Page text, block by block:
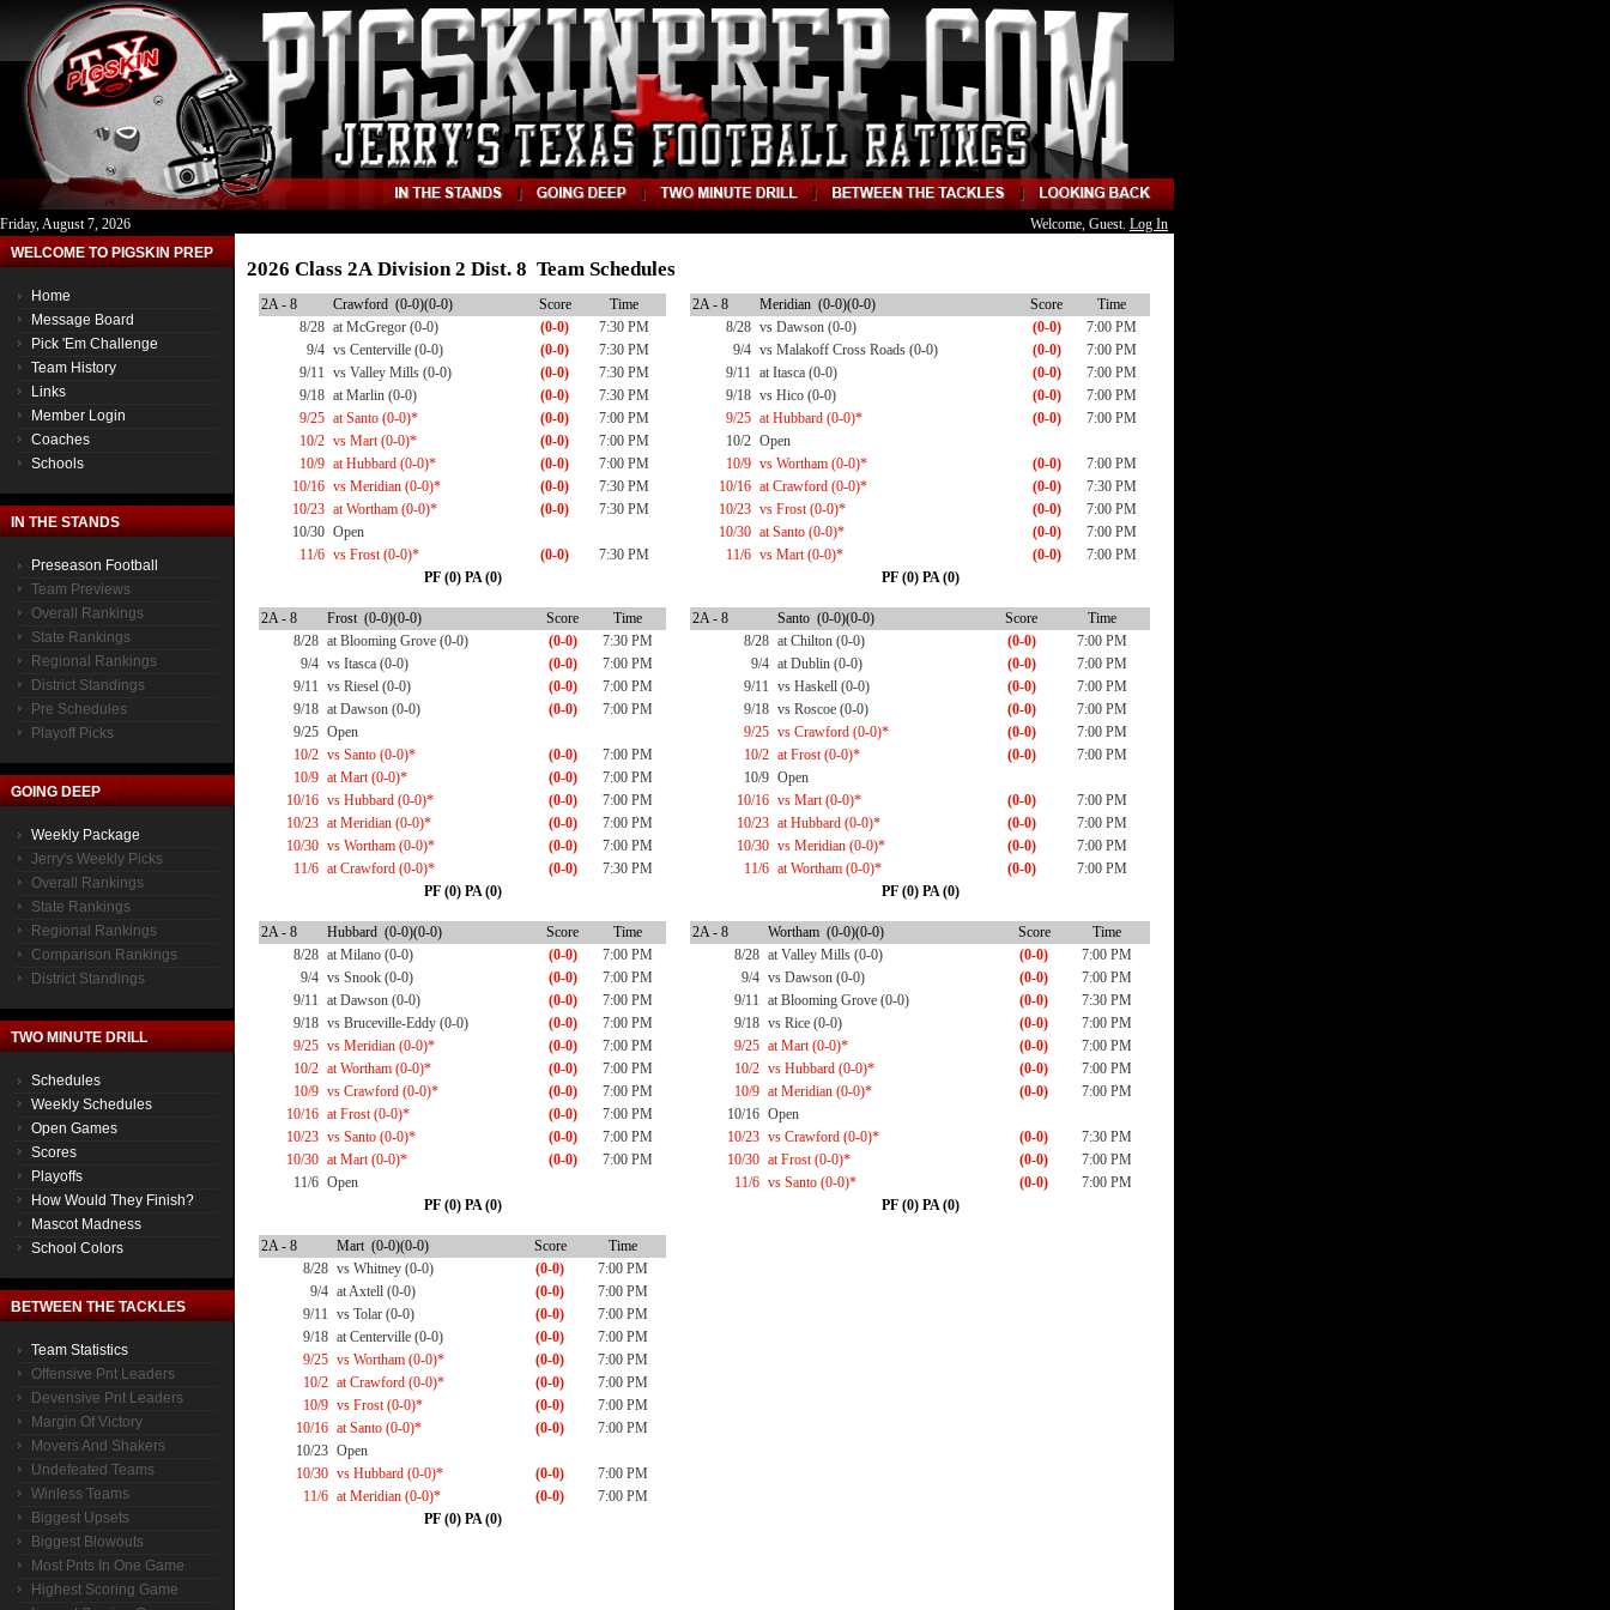
Friday, August 7, 2026 Welcome, Guest. Log In
WELCOME TO PIGSKIN PREP
Home
Message Board
Pick 'Em Challenge
Team History
Links
Member Login
Coaches
Schools
IN THE STANDS
Preseason Football
Team Previews
Overall Rankings
State Rankings
Regional Rankings
District Standings
Pre Schedules
Playoff Picks
GOING DEEP
Weekly Package
Jerry's Weekly Picks
Overall Rankings
State Rankings
Regional Rankings
Comparison Rankings
District Standings
TWO MINUTE DRILL
Schedules
Weekly Schedules
Open Games
Scores
Playoffs
How Would They Finish?
Mascot Madness
School Colors
BETWEEN THE TACKLES
Team Statistics
Offensive Pnt Leaders
Devensive Pnt Leaders
Margin Of Victory
Movers And Shakers
Undefeated Teams
Winless Teams
Biggest Upsets
Biggest Blowouts
Most Pnts In One Game
Highest Scoring Game
2026 Class 2A Division 2 Dist. 8 Team Schedules
2A - 8 Crawford (0-0)(0-0) Score
Time
8/28 at McGregor (0-0) (0-0)
7:30 PM
9/4 vs Centerville (0-0) (0-0)
7:30 PM
9/11 vs Valley Mills (0-0) (0-0)
7:30 PM
9/18 at Marlin (0-0) (0-0)
7:30 PM
9/25 at Santo (0-0)* (0-0)
7:00 PM
10/2 vs Mart (0-0)* (0-0)
7:00 PM
10/9 at Hubbard (0-0)* (0-0)
7:00 PM
10/16 vs Meridian (0-0)* (0-0)
7:30 PM
10/23 at Wortham (0-0)* (0-0)
7:30 PM
10/30 Open
11/6 vs Frost (0-0)* (0-0)
7:30 PM
PF (0) PA (0)
2A - 8 Frost (0-0)(0-0) Score
Time
8/28 at Blooming Grove (0-0) (0-0)
7:30 PM
9/4 vs Itasca (0-0) (0-0)
7:00 PM
9/11 vs Riesel (0-0) (0-0)
7:00 PM
9/18 at Dawson (0-0) (0-0)
7:00 PM
9/25 Open
10/2 vs Santo (0-0)* (0-0)
7:00 PM
10/9 at Mart (0-0)* (0-0)
7:00 PM
10/16 vs Hubbard (0-0)* (0-0)
7:00 PM
10/23 at Meridian (0-0)* (0-0)
7:00 PM
10/30 vs Wortham (0-0)* (0-0)
7:00 PM
11/6 at Crawford (0-0)* (0-0)
7:30 PM
PF (0) PA (0)
2A - 8 Hubbard (0-0)(0-0) Score
Time
8/28 at Milano (0-0) (0-0)
7:00 PM
9/4 vs Snook (0-0) (0-0)
7:00 PM
9/11 at Dawson (0-0) (0-0)
7:00 PM
9/18 vs Bruceville-Eddy (0-0) (0-0)
7:00 PM
9/25 vs Meridian (0-0)* (0-0)
7:00 PM
10/2 at Wortham (0-0)* (0-0)
7:00 PM
10/9 vs Crawford (0-0)* (0-0)
7:00 PM
10/16 at Frost (0-0)* (0-0)
7:00 PM
10/23 vs Santo (0-0)* (0-0)
7:00 PM
10/30 at Mart (0-0)* (0-0)
7:00 PM
11/6 Open
PF (0) PA (0)
2A - 8 Mart (0-0)(0-0) Score
Time
8/28 vs Whitney (0-0) (0-0)
7:00 PM
9/4 at Axtell (0-0) (0-0)
7:00 PM
9/11 vs Tolar (0-0) (0-0)
7:00 PM
9/18 at Centerville (0-0) (0-0)
7:00 PM
9/25 vs Wortham (0-0)* (0-0)
7:00 PM
10/2 at Crawford (0-0)* (0-0)
7:00 PM
10/9 vs Frost (0-0)* (0-0)
7:00 PM
10/16 at Santo (0-0)* (0-0)
7:00 PM
10/23 Open
10/30 vs Hubbard (0-0)* (0-0)
7:00 PM
11/6 at Meridian (0-0)* (0-0)
7:00 PM
PF (0) PA (0)
2A - 8 Meridian (0-0)(0-0) Score
Time
8/28 vs Dawson (0-0) (0-0)
7:00 PM
9/4 vs Malakoff Cross Roads (0-0) (0-0)
7:00 PM
9/11 at Itasca (0-0) (0-0)
7:00 PM
9/18 vs Hico (0-0) (0-0)
7:00 PM
9/25 at Hubbard (0-0)* (0-0)
7:00 PM
10/2 Open
10/9 vs Wortham (0-0)* (0-0)
7:00 PM
10/16 at Crawford (0-0)* (0-0)
7:30 PM
10/23 vs Frost (0-0)* (0-0)
7:00 PM
10/30 at Santo (0-0)* (0-0)
7:00 PM
11/6 vs Mart (0-0)* (0-0)
7:00 PM
PF (0) PA (0)
2A - 8 Santo (0-0)(0-0) Score
Time
8/28 at Chilton (0-0) (0-0)
7:00 PM
9/4 at Dublin (0-0) (0-0)
7:00 PM
9/11 vs Haskell (0-0) (0-0)
7:00 PM
9/18 vs Roscoe (0-0) (0-0)
7:00 PM
9/25 vs Crawford (0-0)* (0-0)
7:00 PM
10/2 at Frost (0-0)* (0-0)
7:00 PM
10/9 Open
10/16 vs Mart (0-0)* (0-0)
7:00 PM
10/23 at Hubbard (0-0)* (0-0)
7:00 PM
10/30 vs Meridian (0-0)* (0-0)
7:00 PM
11/6 at Wortham (0-0)* (0-0)
7:00 PM
PF (0) PA (0)
2A - 8 Wortham (0-0)(0-0) Score
Time
8/28 at Valley Mills (0-0) (0-0)
7:00 PM
9/4 vs Dawson (0-0) (0-0)
7:00 PM
9/11 at Blooming Grove (0-0) (0-0)
7:30 PM
9/18 vs Rice (0-0) (0-0)
7:00 PM
9/25 at Mart (0-0)* (0-0)
7:00 PM
10/2 vs Hubbard (0-0)* (0-0)
7:00 PM
10/9 at Meridian (0-0)* (0-0)
7:00 PM
10/16 Open
10/23 vs Crawford (0-0)* (0-0)
7:30 PM
10/30 at Frost (0-0)* (0-0)
7:00 PM
11/6 vs Santo (0-0)* (0-0)
7:00 PM
PF (0) PA (0)